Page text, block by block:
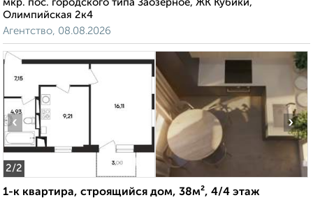
мкр. пос. городского типа Заозёрное, ЖК Кубики,
Олимпийская 2к4
Агентство, 08.08.2026
2/2
‹ ›
1-к квартира, строящийся дом, 38м², 4/4 этаж